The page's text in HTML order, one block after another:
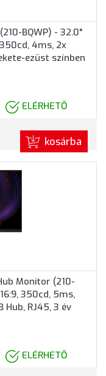
BQWP) - 32.0"
350cd, 4ms, 2x
ezüst színben
ELÉRHETŐ
kosárba
Monitor (210-
350cd, 5ms,
Hub, RJ45, 3 év
ELÉRHETŐ